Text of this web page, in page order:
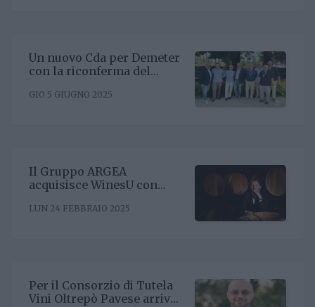
Un nuovo Cda per Demeter
con la riconferma del
GIO 5 GIUGNO 2025
Il Gruppo ARGEA
acquisisce WinesU con
posizionamento negli Stati
LUN 24 FEBBRAIO 2025
Per il Consorzio di Tutela
Vini Oltrepò Pavese arriva